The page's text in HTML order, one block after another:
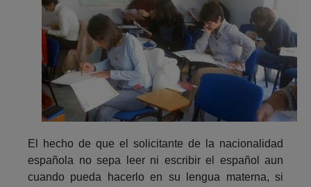
El hecho de que el solicitante de la nacionalidad
española no sepa leer ni escribir el español aun
cuando pueda hacerlo en su lengua materna, si